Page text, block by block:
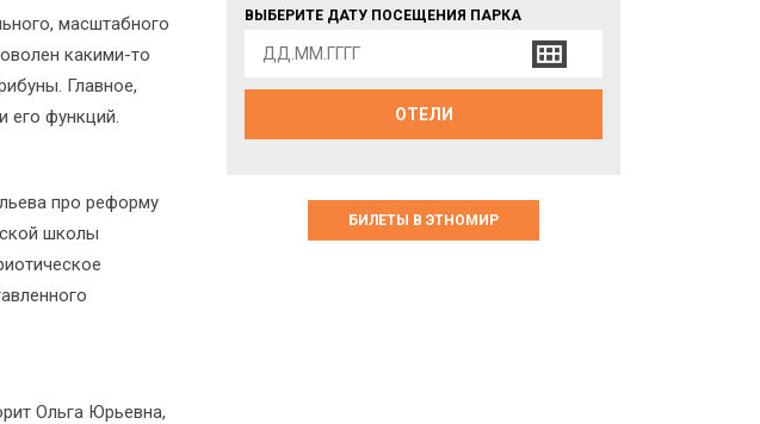
масштабного
какими-то
Главное,
его функций.
про реформу
школы
Ольга Юрьевна,
ВЫБЕРИТЕ ДАТУ ПОСЕЩЕНИЯ ПАРКА
ОТЕЛИ
БИЛЕТЫ В ЭТНОМИР